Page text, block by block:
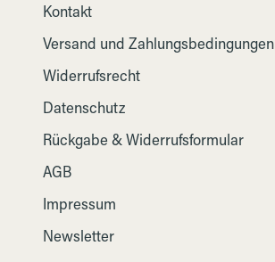
Kontakt
Versand und Zahlungsbedingungen
Widerrufsrecht
Datenschutz
Rückgabe & Widerrufsformular
AGB
Impressum
Newsletter